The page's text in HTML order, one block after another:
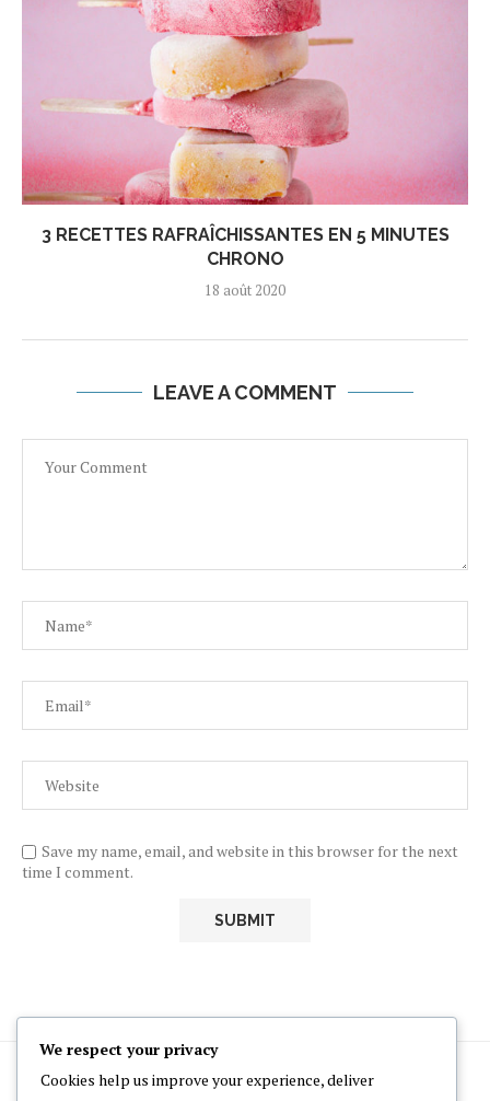
3 RECETTES RAFRAÎCHISSANTES EN 5 MINUTES
CHRONO
18 août 2020
LEAVE A COMMENT
Save my name, email, and website in this browser for the next
time I comment.
We respect your privacy
Cookies help us improve your experience, deliver